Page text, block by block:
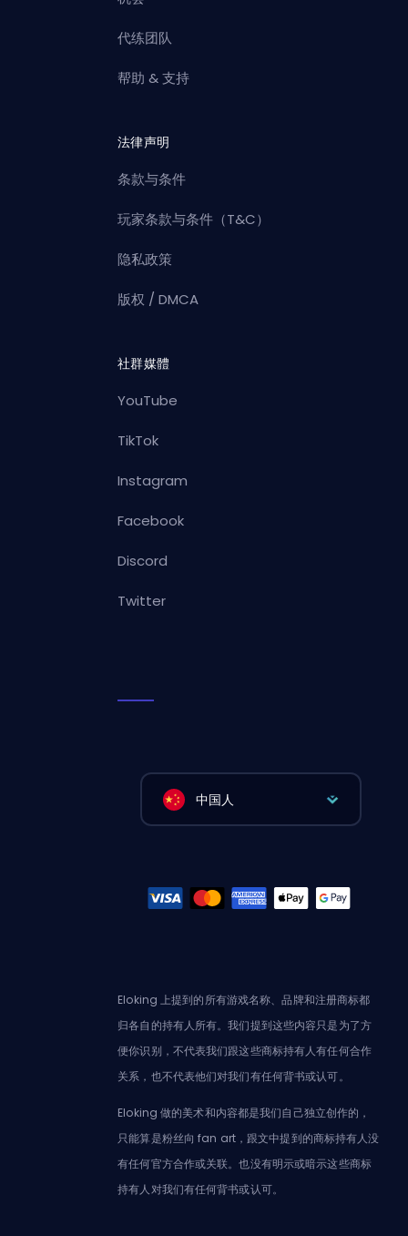
代练团队
帮助 & 支持
法律声明
条款与条件
玩家条款与条件（T&C）
隐私政策
版权 / DMCA
社群媒體
YouTube
TikTok
Instagram
Facebook
Discord
Twitter
中国人
Eloking 上提到的所有游戏名称、品牌和注册商标都
归各自的持有人所有。我们提到这些内容只是为了方
便你识别，不代表我们跟这些商标持有人有任何合作
关系，也不代表他们对我们有任何背书或认可。
Eloking 做的美术和内容都是我们自己独立创作的，
只能算是粉丝向 fan art，跟文中提到的商标持有人没
有任何官方合作或关联。也没有明示或暗示这些商标
持有人对我们有任何背书或认可。